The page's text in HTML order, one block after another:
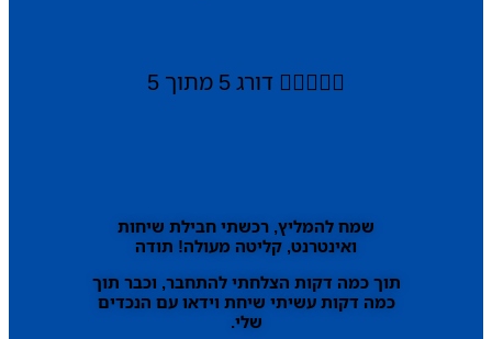
 דורג 5 מתוך 5
שמח להמליץ, רכשתי חבילת שיחות
ואינטרנט, קליטה מעולה! תודה
תוך כמה דקות הצלחתי להתחבר, וכבר תוך
כמה דקות עשיתי שיחת וידאו עם הנכדים
שלי.